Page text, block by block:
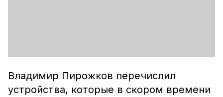
Владимир Пирожков перечислил
устройства, которые в скором времени